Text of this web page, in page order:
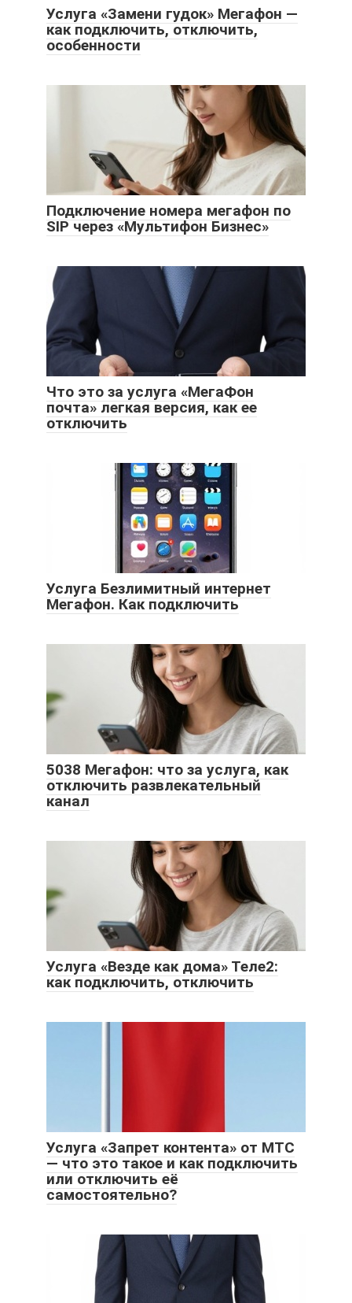
Услуга «Замени гудок» Мегафон —
как подключить, отключить,
особенности
Подключение номера мегафон по
SIP через «Мультифон Бизнес»
Что это за услуга «МегаФон
почта» легкая версия, как ее
отключить
Услуга Безлимитный интернет
Мегафон. Как подключить
5038 Мегафон: что за услуга, как
отключить развлекательный
канал
Услуга «Везде как дома» Теле2:
как подключить, отключить
Услуга «Запрет контента» от МТС
— что это такое и как подключить
или отключить её
самостоятельно?